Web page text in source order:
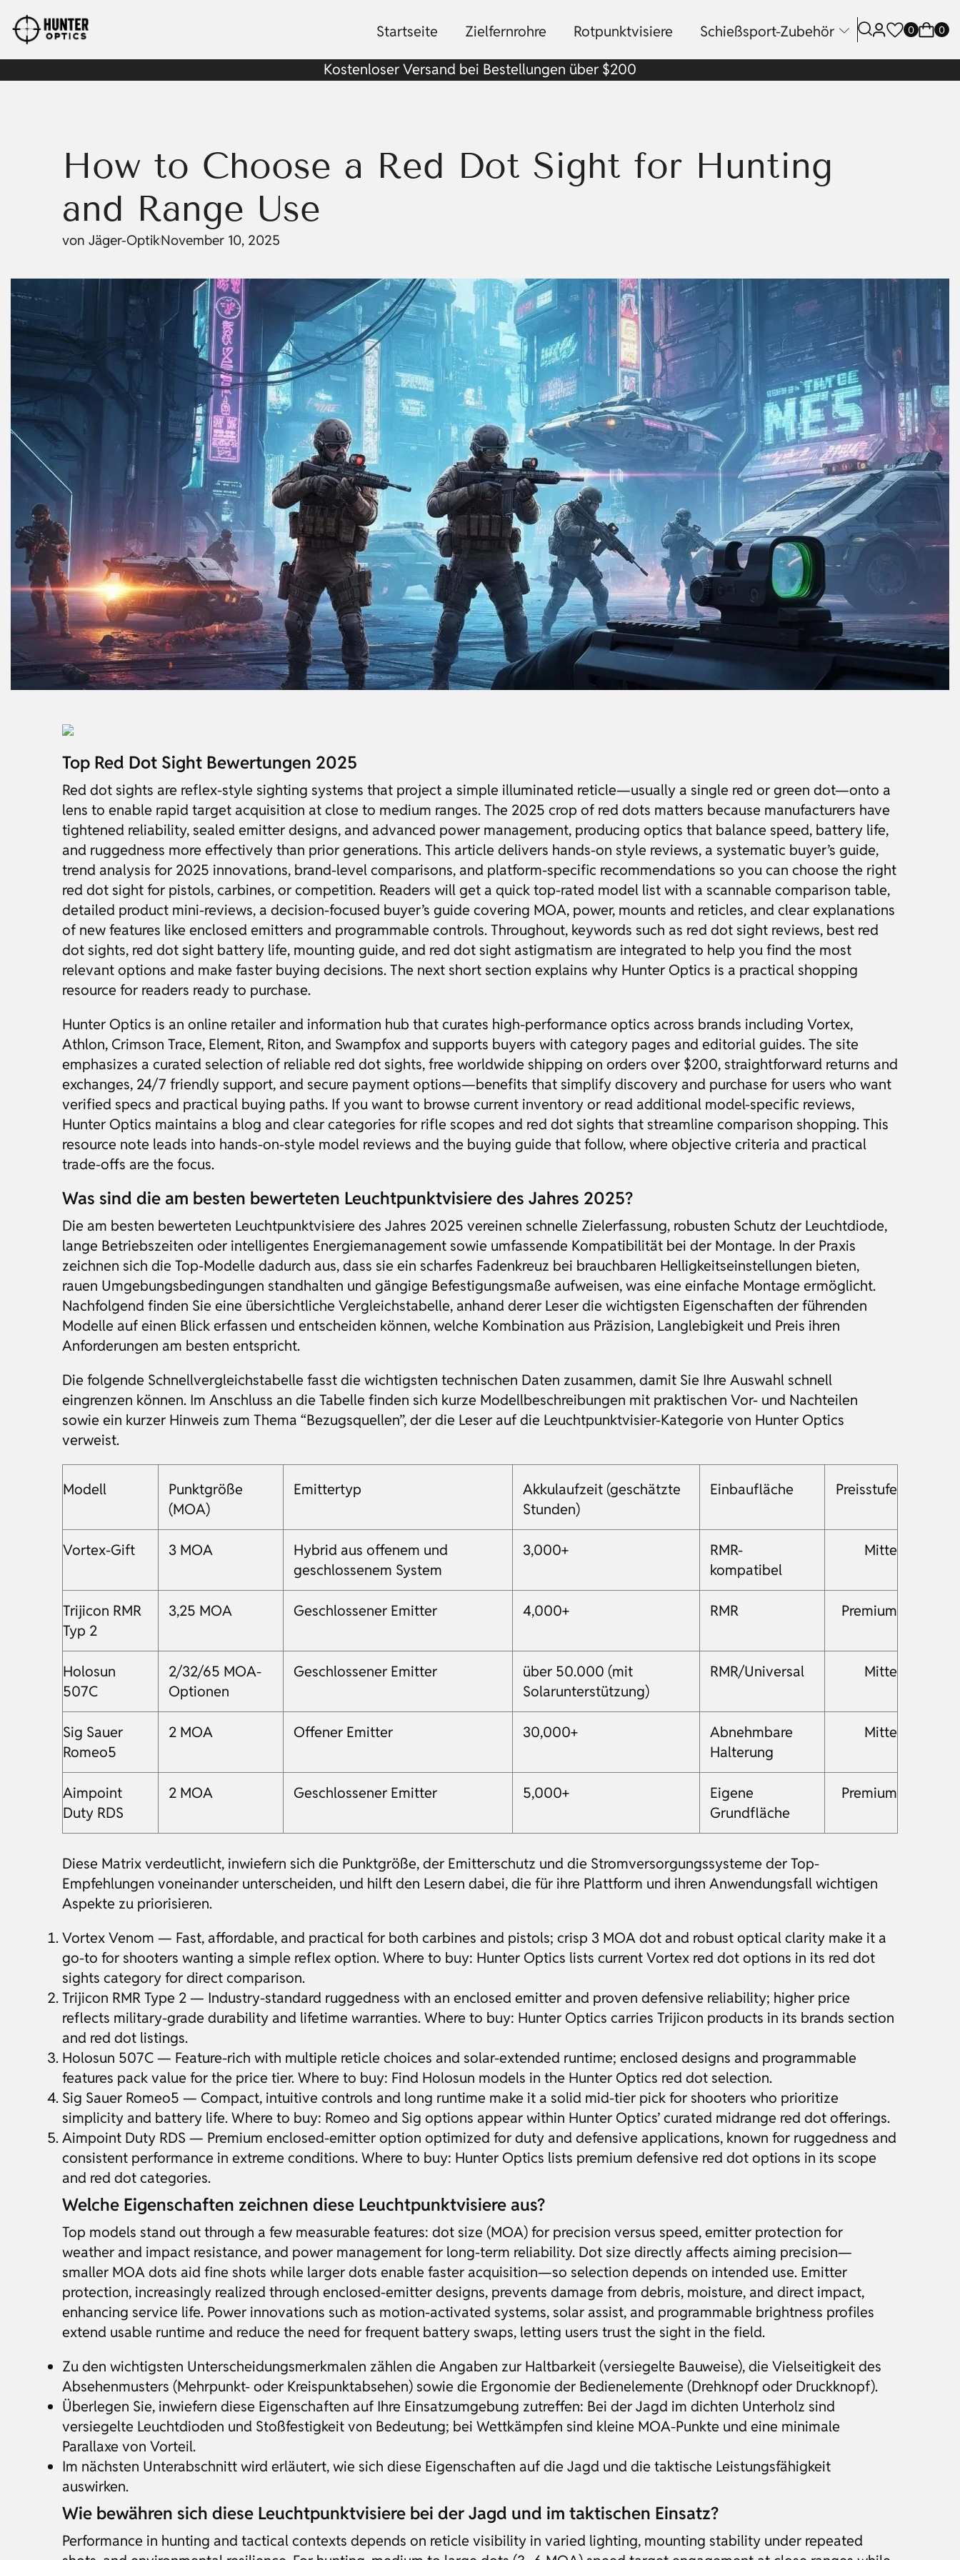
Startseite Zielfernrohre Rotpunktvisiere Schießsport-Zubehör 0 0
Kostenloser Versand bei Bestellungen über $200
How to Choose a Red Dot Sight for Hunting
and Range Use
von Jäger-OptikNovember 10, 2025
Top Red Dot Sight Bewertungen 2025
Red dot sights are reflex-style sighting systems that project a simple illuminated reticle—usually a single red or green dot—onto a
lens to enable rapid target acquisition at close to medium ranges. The 2025 crop of red dots matters because manufacturers have
tightened reliability, sealed emitter designs, and advanced power management, producing optics that balance speed, battery life,
and ruggedness more effectively than prior generations. This article delivers hands-on style reviews, a systematic buyer’s guide,
trend analysis for 2025 innovations, brand-level comparisons, and platform-specific recommendations so you can choose the right
red dot sight for pistols, carbines, or competition. Readers will get a quick top-rated model list with a scannable comparison table,
detailed product mini-reviews, a decision-focused buyer’s guide covering MOA, power, mounts and reticles, and clear explanations
of new features like enclosed emitters and programmable controls. Throughout, keywords such as red dot sight reviews, best red
dot sights, red dot sight battery life, mounting guide, and red dot sight astigmatism are integrated to help you find the most
relevant options and make faster buying decisions. The next short section explains why Hunter Optics is a practical shopping
resource for readers ready to purchase.
Hunter Optics is an online retailer and information hub that curates high-performance optics across brands including Vortex,
Athlon, Crimson Trace, Element, Riton, and Swampfox and supports buyers with category pages and editorial guides. The site
emphasizes a curated selection of reliable red dot sights, free worldwide shipping on orders over $200, straightforward returns and
exchanges, 24/7 friendly support, and secure payment options—benefits that simplify discovery and purchase for users who want
verified specs and practical buying paths. If you want to browse current inventory or read additional model-specific reviews,
Hunter Optics maintains a blog and clear categories for rifle scopes and red dot sights that streamline comparison shopping. This
resource note leads into hands-on-style model reviews and the buying guide that follow, where objective criteria and practical
trade-offs are the focus.
Was sind die am besten bewerteten Leuchtpunktvisiere des Jahres 2025?
Die am besten bewerteten Leuchtpunktvisiere des Jahres 2025 vereinen schnelle Zielerfassung, robusten Schutz der Leuchtdiode,
lange Betriebszeiten oder intelligentes Energiemanagement sowie umfassende Kompatibilität bei der Montage. In der Praxis
zeichnen sich die Top-Modelle dadurch aus, dass sie ein scharfes Fadenkreuz bei brauchbaren Helligkeitseinstellungen bieten,
rauen Umgebungsbedingungen standhalten und gängige Befestigungsmaße aufweisen, was eine einfache Montage ermöglicht.
Nachfolgend finden Sie eine übersichtliche Vergleichstabelle, anhand derer Leser die wichtigsten Eigenschaften der führenden
Modelle auf einen Blick erfassen und entscheiden können, welche Kombination aus Präzision, Langlebigkeit und Preis ihren
Anforderungen am besten entspricht.
Die folgende Schnellvergleichstabelle fasst die wichtigsten technischen Daten zusammen, damit Sie Ihre Auswahl schnell
eingrenzen können. Im Anschluss an die Tabelle finden sich kurze Modellbeschreibungen mit praktischen Vor- und Nachteilen
sowie ein kurzer Hinweis zum Thema “Bezugsquellen”, der die Leser auf die Leuchtpunktvisier-Kategorie von Hunter Optics
verweist.
Modell
Punktgröße
(MOA)
Emittertyp
Akkulaufzeit (geschätzte
Stunden)
Einbaufläche Preisstufe
Vortex-Gift 3 MOA
Hybrid aus offenem und
geschlossenem System
3,000+
RMR-
kompatibel
Mitte
Trijicon RMR
Typ 2
3,25 MOA Geschlossener Emitter 4,000+ RMR Premium
Holosun
507C
2/32/65 MOA-
Optionen
Geschlossener Emitter
über 50.000 (mit
Solarunterstützung)
RMR/Universal Mitte
Sig Sauer
Romeo5
2 MOA Offener Emitter 30,000+
Abnehmbare
Halterung
Mitte
Aimpoint
Duty RDS
2 MOA Geschlossener Emitter 5,000+
Eigene
Grundfläche
Premium
Diese Matrix verdeutlicht, inwiefern sich die Punktgröße, der Emitterschutz und die Stromversorgungssysteme der Top-
Empfehlungen voneinander unterscheiden, und hilft den Lesern dabei, die für ihre Plattform und ihren Anwendungsfall wichtigen
Aspekte zu priorisieren.
Vortex Venom — Fast, affordable, and practical for both carbines and pistols; crisp 3 MOA dot and robust optical clarity make it a
go-to for shooters wanting a simple reflex option. Where to buy: Hunter Optics lists current Vortex red dot options in its red dot
sights category for direct comparison.
Trijicon RMR Type 2 — Industry-standard ruggedness with an enclosed emitter and proven defensive reliability; higher price
reflects military-grade durability and lifetime warranties. Where to buy: Hunter Optics carries Trijicon products in its brands section
and red dot listings.
Holosun 507C — Feature-rich with multiple reticle choices and solar-extended runtime; enclosed designs and programmable
features pack value for the price tier. Where to buy: Find Holosun models in the Hunter Optics red dot selection.
Sig Sauer Romeo5 — Compact, intuitive controls and long runtime make it a solid mid-tier pick for shooters who prioritize
simplicity and battery life. Where to buy: Romeo and Sig options appear within Hunter Optics’ curated midrange red dot offerings.
Aimpoint Duty RDS — Premium enclosed-emitter option optimized for duty and defensive applications, known for ruggedness and
consistent performance in extreme conditions. Where to buy: Hunter Optics lists premium defensive red dot options in its scope
and red dot categories.
Welche Eigenschaften zeichnen diese Leuchtpunktvisiere aus?
Top models stand out through a few measurable features: dot size (MOA) for precision versus speed, emitter protection for
weather and impact resistance, and power management for long-term reliability. Dot size directly affects aiming precision—
smaller MOA dots aid fine shots while larger dots enable faster acquisition—so selection depends on intended use. Emitter
protection, increasingly realized through enclosed-emitter designs, prevents damage from debris, moisture, and direct impact,
enhancing service life. Power innovations such as motion-activated systems, solar assist, and programmable brightness profiles
extend usable runtime and reduce the need for frequent battery swaps, letting users trust the sight in the field.
Zu den wichtigsten Unterscheidungsmerkmalen zählen die Angaben zur Haltbarkeit (versiegelte Bauweise), die Vielseitigkeit des
Absehenmusters (Mehrpunkt- oder Kreispunktabsehen) sowie die Ergonomie der Bedienelemente (Drehknopf oder Druckknopf).
Überlegen Sie, inwiefern diese Eigenschaften auf Ihre Einsatzumgebung zutreffen: Bei der Jagd im dichten Unterholz sind
versiegelte Leuchtdioden und Stoßfestigkeit von Bedeutung; bei Wettkämpfen sind kleine MOA-Punkte und eine minimale
Parallaxe von Vorteil.
Im nächsten Unterabschnitt wird erläutert, wie sich diese Eigenschaften auf die Jagd und die taktische Leistungsfähigkeit
auswirken.
Wie bewähren sich diese Leuchtpunktvisiere bei der Jagd und im taktischen Einsatz?
Performance in hunting and tactical contexts depends on reticle visibility in varied lighting, mounting stability under repeated